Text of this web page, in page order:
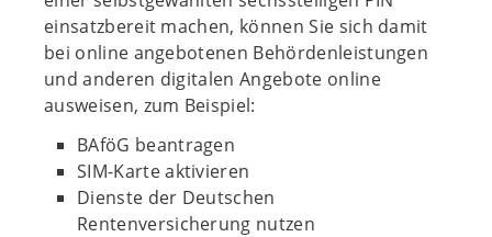
einsatzbereit machen, können Sie sich damit
bei online angebotenen Behördenleistungen
und anderen digitalen Angebote online
ausweisen, zum Beispiel:
BAföG beantragen
SIM-Karte aktivieren
Dienste der Deutschen
Rentenversicherung nutzen